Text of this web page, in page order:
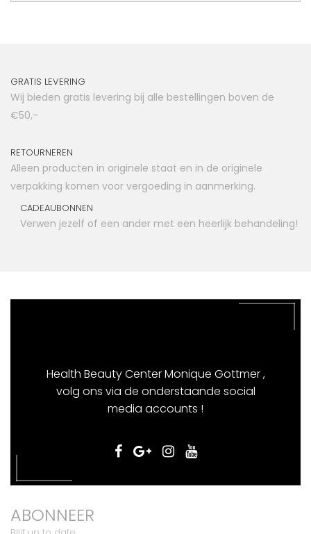
GRATIS LEVERING
Wij bieden gratis levering bij alle bestellingen boven de
€50,-
RETOURNEREN
Alleen producten in originele staat en in de originele
verpakking komen voor vergoeding in aanmerking.
CADEAUBONNEN
Verwen jezelf of een ander met een heerlijk behandeling!
Health Beauty Center Monique Gottmer ,
volg ons via de onderstaande social
media accounts !
ABONNEER